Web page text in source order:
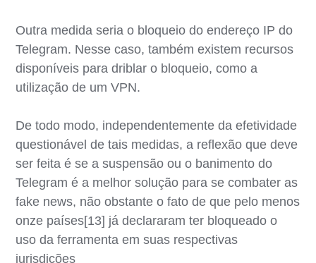
Outra medida seria o bloqueio do endereço IP do
Telegram. Nesse caso, também existem recursos
disponíveis para driblar o bloqueio, como a
utilização de um VPN.
De todo modo, independentemente da efetividade
questionável de tais medidas, a reflexão que deve
ser feita é se a suspensão ou o banimento do
Telegram é a melhor solução para se combater as
fake news, não obstante o fato de que pelo menos
onze países[13] já declararam ter bloqueado o
uso da ferramenta em suas respectivas
jurisdições